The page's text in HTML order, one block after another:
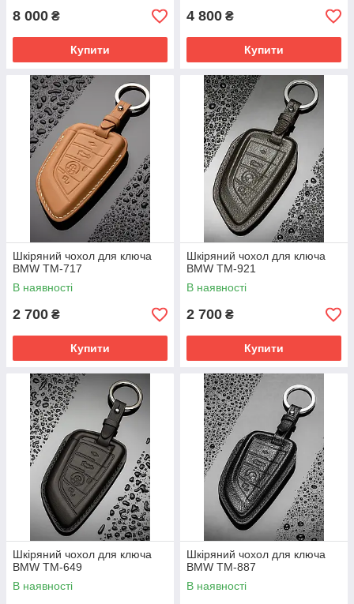
8 000 ₴
Купити
4 800 ₴
Купити
Шкіряний чохол для ключа
BMW TM-717
В наявності
2 700 ₴
Купити
Шкіряний чохол для ключа
BMW TM-921
В наявності
2 700 ₴
Купити
Шкіряний чохол для ключа
BMW TM-649
В наявності
Шкіряний чохол для ключа
BMW TM-887
В наявності